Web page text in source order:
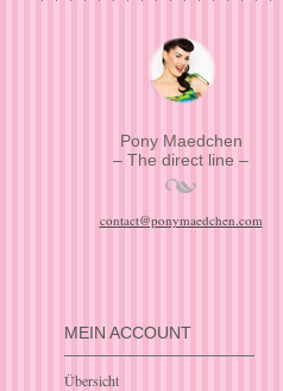
Pony Maedchen
– The direct line –
contact@ponymaedchen.com
MEIN ACCOUNT
Übersicht